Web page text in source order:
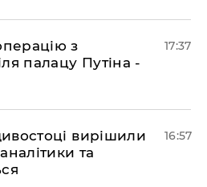
з
палацу Путіна -
17:37
вирішили
та
16:57